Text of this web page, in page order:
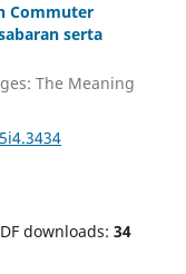
Commuter
serta
The Meaning
downloads:34